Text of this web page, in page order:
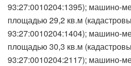
93:27:0010204:1395); машино-
площадью 29,2 кв.м
93:27:0010204:1404); машино-
площадью 30,3 кв.м
93:27:0010204:2117); машино-